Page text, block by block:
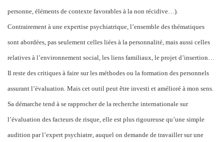
personne, éléments de contexte favorables à la non récidive…).
Contrairement à une expertise psychiatrique, l’ensemble des thématiques
sont abordées, pas seulement celles liées à la personnalité, mais aussi celles
relatives à l’environnement social, les liens familiaux, le projet d’insertion…
Il reste des critiques à faire sur les méthodes ou la formation des personnels
assurant l’évaluation. Mais cet outil peut être investi et amélioré à mon sens.
Sa démarche tend à se rapprocher de la recherche internationale sur
l’évaluation des facteurs de risque, elle est plus rigoureuse qu’une simple
audition par l’expert psychiatre, auquel on demande de travailler sur une